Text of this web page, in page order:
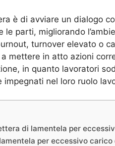
è di avviare un dialogo
le parti, migliorando
turnover elevato o
mettere in atto azioni
in quanto lavoratori
impegnati nel loro ruolo
di lamentela per
per eccessivo carico